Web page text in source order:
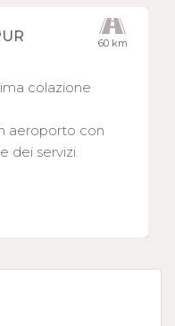
60 km
colazione
aeroporto con
dei servizi.